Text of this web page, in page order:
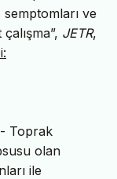
ve
JETR,
Toprak
olan
ile